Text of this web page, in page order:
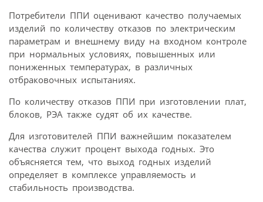
Потребители ППИ оценивают качество получаемых
изделий по количеству отказов по электрическим
параметрам и внешнему виду на входном контроле
при нормальных условиях, повышенных или
пониженных температурах, в различных
отбраковочных испытаниях.
По количеству отказов ППИ при изготовлении плат,
блоков, РЭА также судят об их качестве.
Для изготовителей ППИ важнейшим показателем
качества служит процент выхода годных. Это
объясняется тем, что выход годных изделий
определяет в комплексе управляемость и
стабильность производства.